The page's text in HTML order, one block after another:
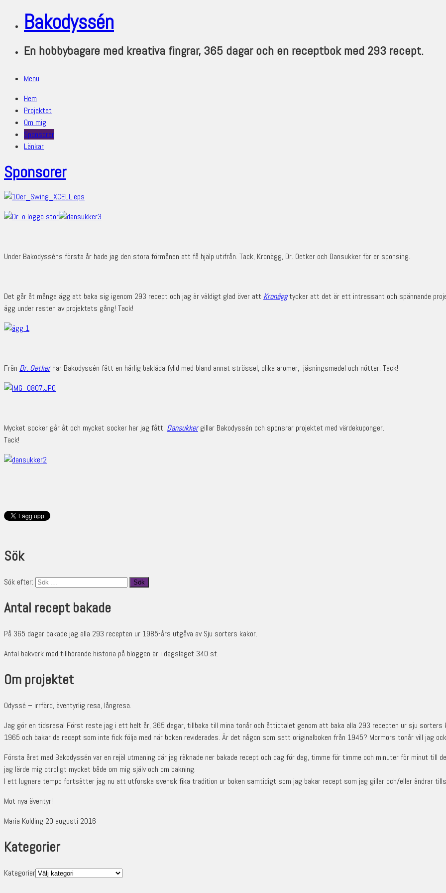
Bakodyssén
En hobbybagare med kreativa fingrar, 365 dagar och en receptbok med 293 recept.
Menu
Hem
Projektet
Om mig
Sponsorer
Länkar
Sponsorer
Under Bakodysséns första år hade jag den stora förmånen att få hjälp utifrån. Tack, Kronägg, Dr. Oetker och Dansukker för er sponsing.
Det går åt många ägg att baka sig igenom 293 recept och jag är väldigt glad över att Kronäggtycker att det är ett intressant och spännande
ägg under resten av projektets gång! Tack!
Från Dr. Oetkerhar Bakodyssén fått en härlig baklåda fylld med bland annat strössel, olika aromer, jäsningsmedel och nötter. Tack!
Mycket socker går åt och mycket socker har jag fått. Dansukkergillar Bakodyssén och sponsrar projektet med värdekuponger.
Tack!
Sök
Sök efter:
Antal recept bakade
På 365 dagar bakade jag alla 293 recepten ur 1985-års utgåva av Sju sorters kakor.
Antal bakverk med tillhörande historia på bloggen är i dagsläget 340 st.
Om projektet
Odyssé – irrfärd, äventyrlig resa, långresa.
Jag gör en tidsresa! Först reste jag i ett helt år, 365 dagar, tillbaka till mina tonår och åttiotalet genom att baka alla 293 recepten ur sju sorters
1965 och bakar de recept som inte fick följa med när boken reviderades. Är det någon som sett originalboken från 1945? Mormors tonår vill jag
Första året med Bakodyssén var en rejäl utmaning där jag räknade ner bakade recept och dag för dag, timme för timme och minuter för minut
jag lärde mig otroligt mycket både om mig själv och om bakning.
I ett lugnare tempo fortsätter jag nu att utforska svensk fika tradition ur boken samtidigt som jag bakar recept som jag gillar och/eller ändrar
Mot nya äventyr!
Maria Kolding 20 augusti 2016
Kategorier
Kategorier